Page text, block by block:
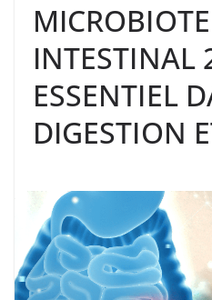
MICROBIOTE
INTESTINAL
ESSENTIEL
DIGESTION